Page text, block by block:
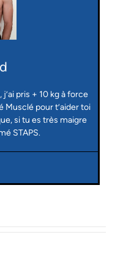
pris + 10 kg à force
Musclé pour t’aider toi
si tu es très maigre
STAPS.